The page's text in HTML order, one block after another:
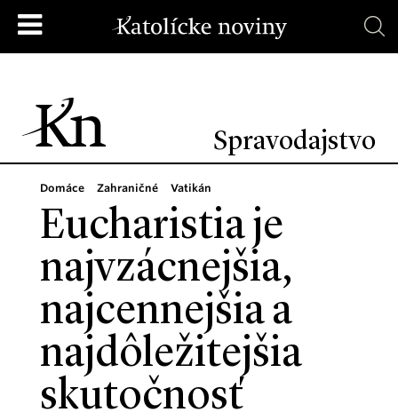
Spravodajstvo
Domáce Zahraničné Vatikán
Eucharistia je
najvzácnejšia,
najcennejšia a
najdôležitejšia
skutočnosť